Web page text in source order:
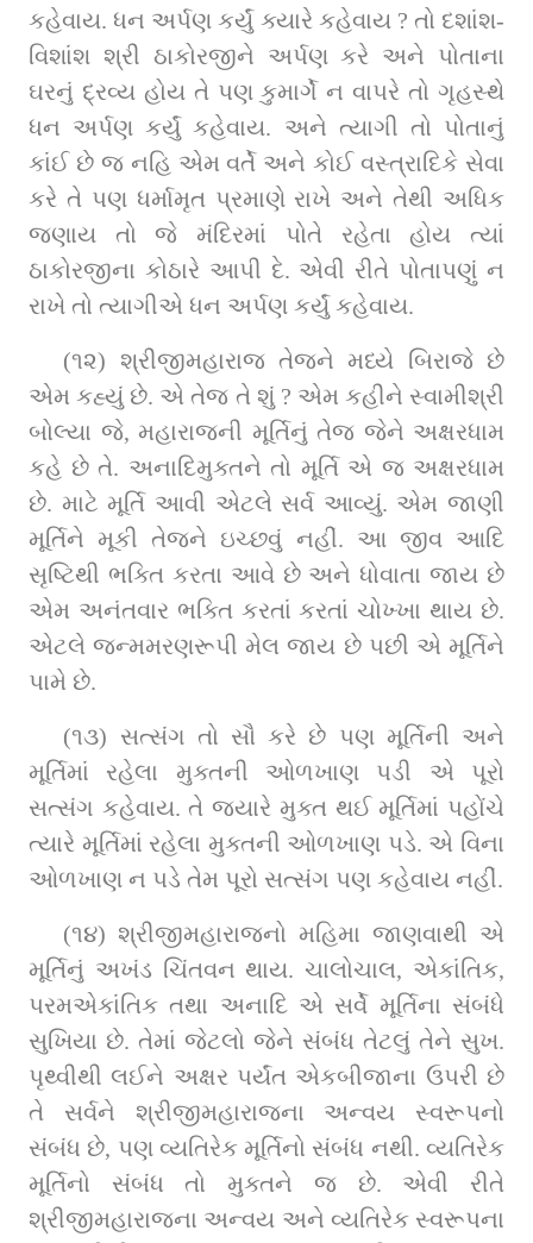
કહેવાય. ધન અર્પણ કર્યું ક્યારે કહેવાય ? તો દશાંશ-
વિશાંશ શ્રી ઠાકોરજીને અર્પણ કરે અને પોતાના
ઘરનું દ્રવ્ય હોય તે પણ કુમાર્ગે ન વાપરે તો ગૃહસ્થે
ધન અર્પણ કર્યું કહેવાય. અને ત્યાગી તો પોતાનું
કાંઈ છે જ નહિ એમ વર્તે અને કોઈ વસ્ત્રાદિકે સેવા
કરે તે પણ ધર્મામૃત પ્રમાણે રાખે અને તેથી અધિક
જણાય તો જે મંદિરમાં પોતે રહેતા હોય ત્યાં
ઠાકોરજીના કોઠારે આપી દે. એવી રીતે પોતાપણું ન
રાખે તો ત્યાગીએ ધન અર્પણ કર્યું કહેવાય.
(૧૨) શ્રીજીમહારાજ તેજને મધ્યે બિરાજે છે
એમ કહ્યું છે. એ તેજ તે શું ? એમ કહીને સ્વામીશ્રી
બોલ્યા જે, મહારાજની મૂર્તિનું તેજ જેને અક્ષરધામ
કહે છે તે. અનાદિમુક્તને તો મૂર્તિ એ જ અક્ષરધામ
છે. માટે મૂર્તિ આવી એટલે સર્વ આવ્યું. એમ જાણી
મૂર્તિને મૂકી તેજને ઇચ્છવું નહીં. આ જીવ આદિ
સૃષ્ટિથી ભક્તિ કરતા આવે છે અને ધોવાતા જાય છે
એમ અનંતવાર ભક્તિ કરતાં કરતાં ચોખ્ખા થાય છે.
એટલે જન્મમરણરૂપી મેલ જાય છે પછી એ મૂર્તિને
પામે છે.
(૧૩) સત્સંગ તો સૌ કરે છે પણ મૂર્તિની અને
મૂર્તિમાં રહેલા મુક્તની ઓળખાણ પડી એ પૂરો
સત્સંગ કહેવાય. તે જ્યારે મુક્ત થઈ મૂર્તિમાં પહોંચે
ત્યારે મૂર્તિમાં રહેલા મુક્તની ઓળખાણ પડે. એ વિના
ઓળખાણ ન પડે તેમ પૂરો સત્સંગ પણ કહેવાય નહીં.
(૧૪) શ્રીજીમહારાજનો મહિમા જાણવાથી એ
મૂર્તિનું અખંડ ચિંતવન થાય. ચાલોચાલ, એકાંતિક,
પરમએકાંતિક તથા અનાદિ એ સર્વે મૂર્તિના સંબંધે
સુખિયા છે. તેમાં જેટલો જેને સંબંધ તેટલું તેને સુખ.
પૃથ્વીથી લઈને અક્ષર પર્યંત એકબીજાના ઉપરી છે
તે સર્વને શ્રીજીમહારાજના અન્વય સ્વરૂપનો
સંબંધ છે, પણ વ્યતિરેક મૂર્તિનો સંબંધ નથી. વ્યતિરેક
મૂર્તિનો સંબંધ તો મુક્તને જ છે. એવી રીતે
શ્રીજીમહારાજના અન્વય અને વ્યતિરેક સ્વરૂપના